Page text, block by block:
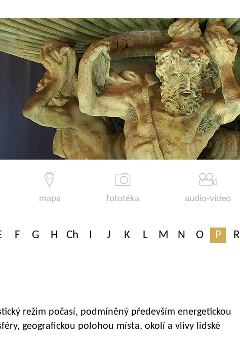
mapa fototéka audio-video
F G H Ch I J K L M N O P R
režim počasí, podmíněný především energetickou
geografickou polohou místa, okolí a vlivy lidské